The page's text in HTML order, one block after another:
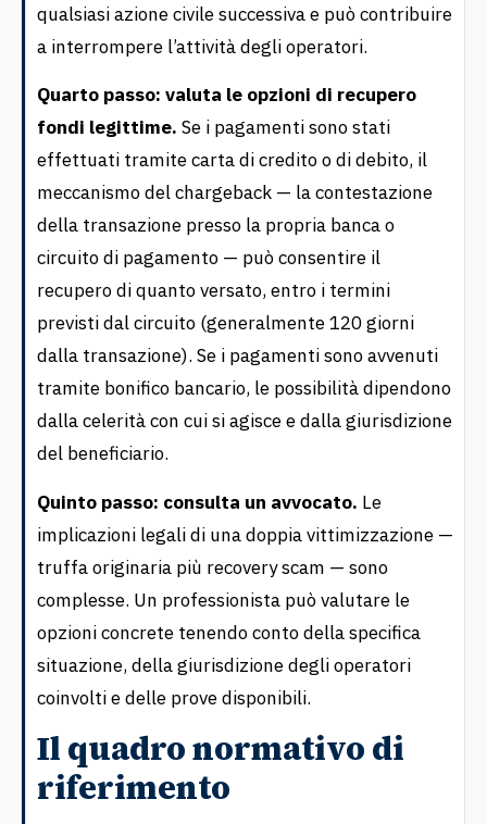
qualsiasi azione civile successiva e può contribuire
a interrompere l’attività degli operatori.
Quarto passo: valuta le opzioni di recupero
fondi legittime. Se i pagamenti sono stati
effettuati tramite carta di credito o di debito, il
meccanismo del chargeback — la contestazione
della transazione presso la propria banca o
circuito di pagamento — può consentire il
recupero di quanto versato, entro i termini
previsti dal circuito (generalmente 120 giorni
dalla transazione). Se i pagamenti sono avvenuti
tramite bonifico bancario, le possibilità dipendono
dalla celerità con cui si agisce e dalla giurisdizione
del beneficiario.
Quinto passo: consulta un avvocato. Le
implicazioni legali di una doppia vittimizzazione —
truffa originaria più recovery scam — sono
complesse. Un professionista può valutare le
opzioni concrete tenendo conto della specifica
situazione, della giurisdizione degli operatori
coinvolti e delle prove disponibili.
Il quadro normativo di
riferimento